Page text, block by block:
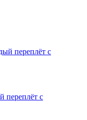
переплёт с